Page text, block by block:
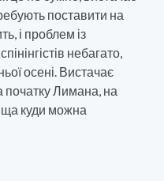
поставити на
і проблем із
небагато,
осені. Вистачає
початку Лимана, на
куди можна